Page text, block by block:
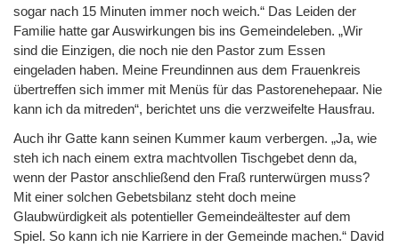
sogar nach 15 Minuten immer noch weich.“ Das Leiden der
Familie hatte gar Auswirkungen bis ins Gemeindeleben. „Wir
sind die Einzigen, die noch nie den Pastor zum Essen
eingeladen haben. Meine Freundinnen aus dem Frauenkreis
übertreffen sich immer mit Menüs für das Pastorenehepaar. Nie
kann ich da mitreden“, berichtet uns die verzweifelte Hausfrau.
Auch ihr Gatte kann seinen Kummer kaum verbergen. „Ja, wie
steh ich nach einem extra machtvollen Tischgebet denn da,
wenn der Pastor anschließend den Fraß runterwürgen muss?
Mit einer solchen Gebetsbilanz steht doch meine
Glaubwürdigkeit als potentieller Gemeindeältester auf dem
Spiel. So kann ich nie Karriere in der Gemeinde machen.“ David